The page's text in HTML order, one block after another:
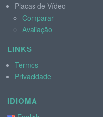
Placas de Vídeo
Comparar
Avaliação
LINKS
Termos
Privacidade
IDIOMA